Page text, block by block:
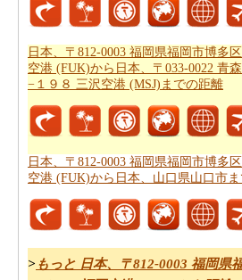
日本、〒812-0003 福岡県福岡市
福岡空港 (FUK)から日本、〒905-
村字東江前３８ 伊江島空港まで
か。知る事はどの方を使って日本
岡市博多区下臼井７７８−１ 福岡空
905-0503 沖縄県国頭郡伊江村字
での旅行するんです。
道路走行は疲れて感じますか。飛
博多区下臼井７７８−１ 福岡空港
0503 沖縄県国頭郡伊江村字東江前
飛行時間 チェックします。
日本、〒812-0003 福岡県福岡市博多
空港 (FUK)から日本、〒033-0022 青
−１９８ 三沢空港 (MSJ)までの距離
日本、〒812-0003 福岡県福岡市博多
空港 (FUK)から日本、山口県山口市
> もっと 日本、〒812-0003 福岡県